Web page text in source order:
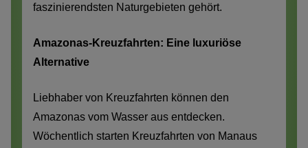
faszinierendsten Naturgebieten gehört.
Amazonas-Kreuzfahrten: Eine luxuriöse
Alternative
Liebhaber von Kreuzfahrten können den
Amazonas vom Wasser aus entdecken.
Wöchentlich starten Kreuzfahrten von Manaus